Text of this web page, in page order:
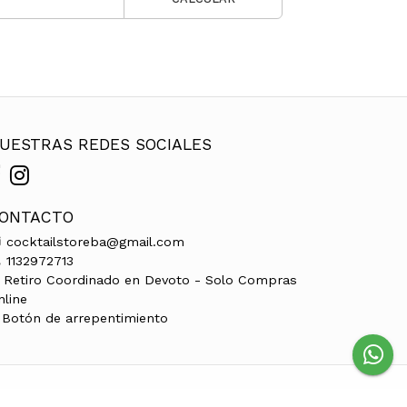
REDES SOCIALES
cocktailstoreba@gmail.com
1132972713
Retiro Coordinado en Devoto - Solo Compras
Botón de arrepentimiento